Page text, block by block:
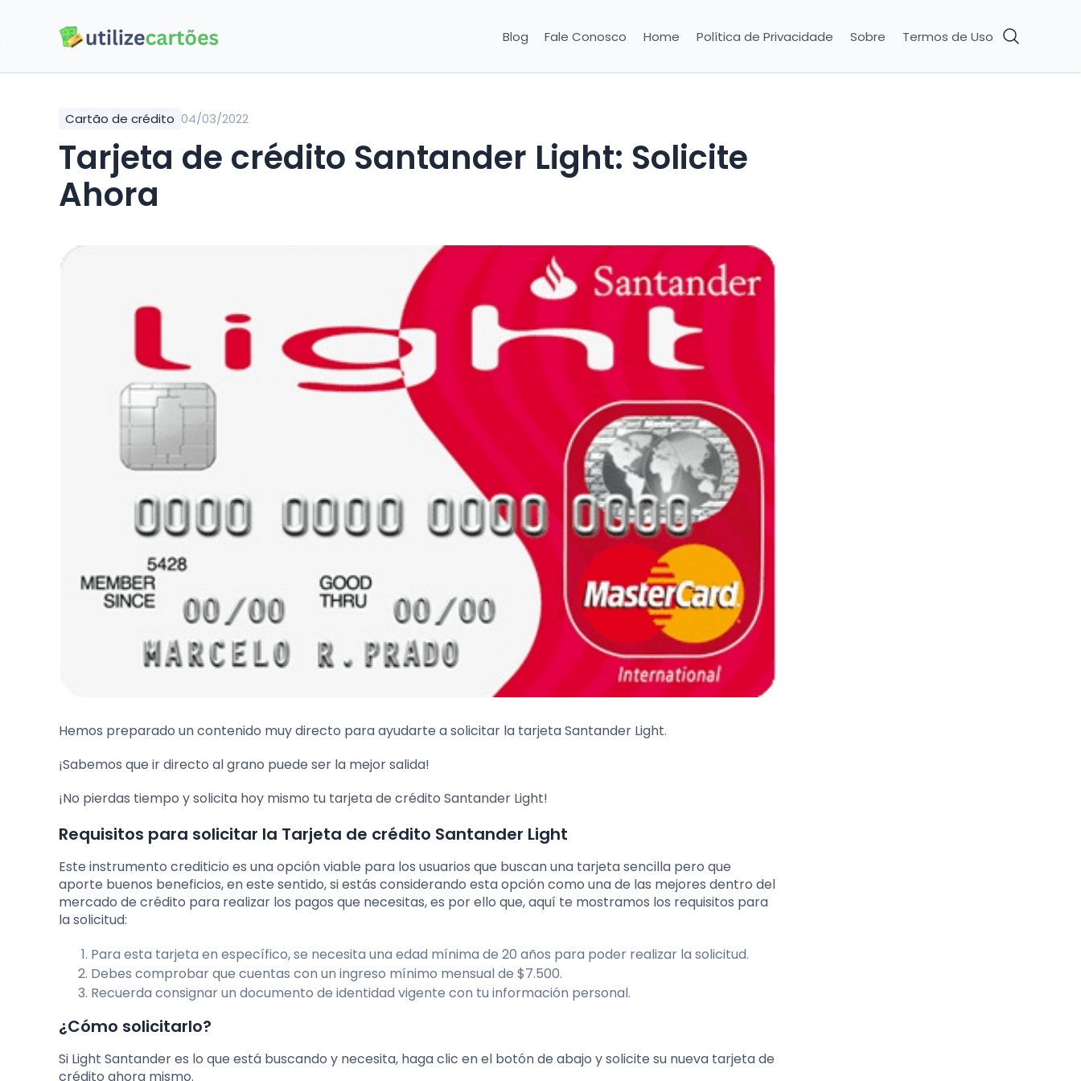
Blog Fale Conosco Home Política de Privacidade Sobre Termos de Uso
Cartão de crédito 04/03/2022
Tarjeta de crédito Santander Light: Solicite
Ahora
Hemos preparado un contenido muy directo para ayudarte a solicitar la tarjeta Santander Light.
¡Sabemos que ir directo al grano puede ser la mejor salida!
¡No pierdas tiempo y solicita hoy mismo tu tarjeta de crédito Santander Light!
Requisitos para solicitar la Tarjeta de crédito Santander Light
Este instrumento crediticio es una opción viable para los usuarios que buscan una tarjeta sencilla pero que
aporte buenos beneficios, en este sentido, si estás considerando esta opción como una de las mejores dentro del
mercado de crédito para realizar los pagos que necesitas, es por ello que, aquí te mostramos los requisitos para
la solicitud:
Para esta tarjeta en específico, se necesita una edad mínima de 20 años para poder realizar la solicitud.
Debes comprobar que cuentas con un ingreso mínimo mensual de $7.500.
Recuerda consignar un documento de identidad vigente con tu información personal.
¿Cómo solicitarlo?
Si Light Santander es lo que está buscando y necesita, haga clic en el botón de abajo y solicite su nueva tarjeta de
crédito ahora mismo.